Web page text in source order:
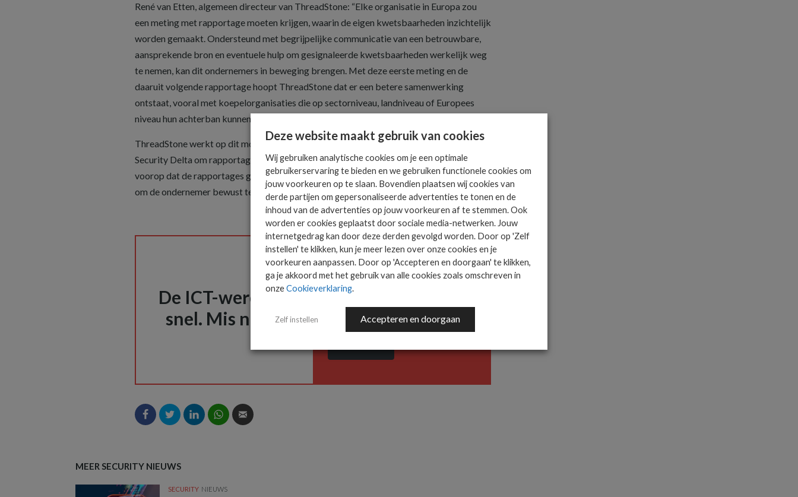
René van Etten, algemeen directeur van ThreadStone: “Elke organisatie in Europa zou
een meting met rapportage moeten krijgen, waarin de eigen kwetsbaarheden inzichtelijk
worden gemaakt. Ondersteund met begrijpelijke communicatie van een betrouwbare,
aansprekende bron en eventuele hulp om gesignaleerde kwetsbaarheden werkelijk weg
te nemen, kan dit ondernemers in beweging brengen. Met deze eerste meting en de
daaruit volgende rapportage hoopt ThreadStone dat er een betere samenwerking
ontstaat, vooral met koepelorganisaties die op sectorniveau, landniveau of Europees
niveau hun achterban kunnen bereiken en mobiliseren.’
ThreadStone werkt op dit moment al samen met een aantal brancheorganisaties en
Security Delta om rapportages per sector aan ondernemers aan te bieden. Daarbij staat
voorop dat de rapportages geen commerciële insteek hebben en alleen moeten dienen
om de ondernemer bewust te maken en handelingsperspectief te bieden.
De ICT-wereld is
snel. Mis niets.
Het allerlaatste ICT
nieuws in jouw mailbox
MEER SECURITY NIEUWS
SECURITY NIEUWS
Deze website maakt gebruik van cookies
Wij gebruiken analytische cookies om je een optimale
gebruikerservaring te bieden en we gebruiken functionele cookies om
jouw voorkeuren op te slaan. Bovendien plaatsen wij cookies van
derde partijen om gepersonaliseerde advertenties te tonen en de
inhoud van de advertenties op jouw voorkeuren af te stemmen. Ook
worden er cookies geplaatst door sociale media-netwerken. Jouw
internetgedrag kan door deze derden gevolgd worden. Door op 'Zelf
instellen' te klikken, kun je meer lezen over onze cookies en je
voorkeuren aanpassen. Door op 'Accepteren en doorgaan' te klikken,
ga je akkoord met het gebruik van alle cookies zoals omschreven in
onzeCookieverklaring.
Zelf instellen Accepteren en doorgaan